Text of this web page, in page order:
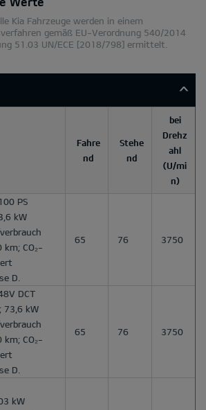
Kia Fahrzeuge werden in einem
gemäß EU-Verordnung 540/2014
51.03 UN/ECE [2018/798] ermittelt.
Fahre
nd
Stehe
nd
bei
Drehz
ahl
(U/mi
n)
PS
kW
CO₂-
D.
65 76 3750
DCT
73,6 kW
CO₂-
D.
65 76 3750
kW